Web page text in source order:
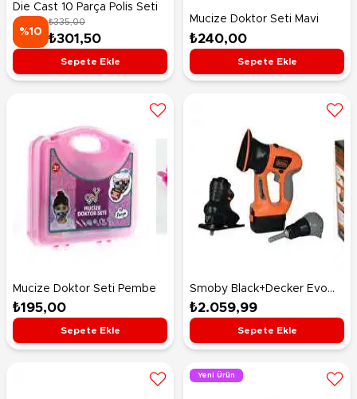
Die Cast 10 Parça Polis Seti
%10
₺335,00
₺301,50
Sepete Ekle
Mucize Doktor Seti Mavi
₺240,00
Sepete Ekle
Mucize Doktor Seti Pembe
₺195,00
Sepete Ekle
Smoby Black+Decker Evo
4'ü 1 arada Matkap Seti
₺2.059,99
Sepete Ekle
Yeni Ürün